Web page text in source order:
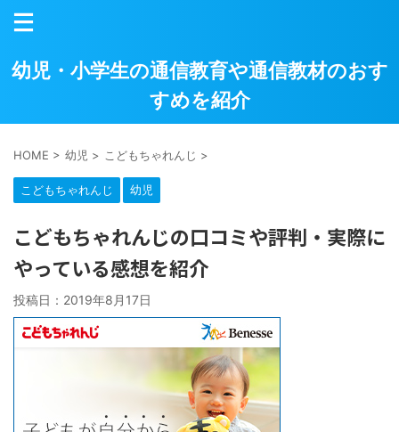
幼児・小学生の通信教育や通信教材のおす
すめを紹介
HOME > 幼児 > こどもちゃれんじ >
こどもちゃれんじ 幼児
こどもちゃれんじの口コミや評判・実際に
やっている感想を紹介
投稿日： 2019年8月17日